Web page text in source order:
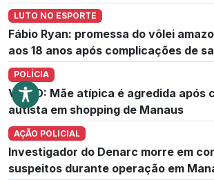
LUTO NO ESPORTE
Fábio Ryan: promessa do vôlei
aos 18 anos após complicações de
POLÍCIA
VÍDEO: Mãe atípica é agredida após
autista em shopping de Manaus
AÇÃO POLICIAL
Investigador do Denarc morre em
suspeitos durante operação em